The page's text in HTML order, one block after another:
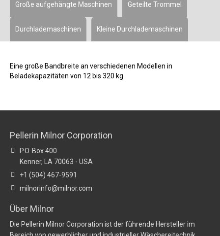
Große aufgehängte Maschinen Geteilte Trommel
Durchlademaschinen Kleine Durchlademaschinen
Eine große Bandbreite an verschiedenen Modellen in
Beladekapazitäten von 12 bis 320 kg
Pellerin Milnor Corporation
P.O. Box 400
Kenner, LA 70063 - USA
+1 (504) 467-9591
milnorinfo@milnor.com
Über Milnor
Die Pellerin Milnor Corporation ist der führende Hersteller im